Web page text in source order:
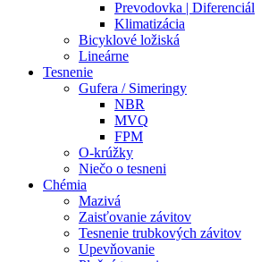
Prevodovka | Diferenciál
Klimatizácia
Bicyklové ložiská
Lineárne
Tesnenie
Gufera / Simeringy
NBR
MVQ
FPM
O-krúžky
Niečo o tesneni
Chémia
Mazivá
Zaisťovanie závitov
Tesnenie trubkových závitov
Upevňovanie